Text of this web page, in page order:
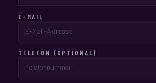
E-MAIL
TELEFON (OPTIONAL)